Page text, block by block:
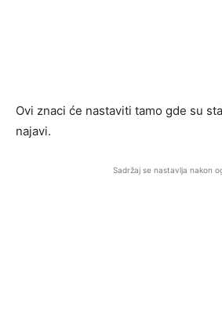
Ovi znaci će nastaviti tamo gde su
najavi.
Sadržaj se nastavlja nakon